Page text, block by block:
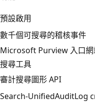
預設啟用
數千個可搜尋的稽核事件
Microsoft Purview 入口網
搜尋工具
審計搜尋圖形 API
Search-UnifiedAuditLog